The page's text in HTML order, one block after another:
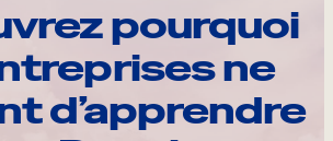
pourquoi
ne
d’apprendre